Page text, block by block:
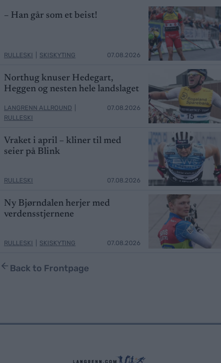
– Han går som et beist!
RULLESKI SKISKYTING 07.08.2026
Northug knuser Hedegart,
Heggen og nesten hele landslaget
LANGRENN ALLROUND
RULLESKI
07.08.2026
Vraket i april – kliner til med
seier på Blink
RULLESKI 07.08.2026
Ny Bjørndalen herjer med
verdensstjernene
RULLESKI SKISKYTING 07.08.2026
Back to Frontpage